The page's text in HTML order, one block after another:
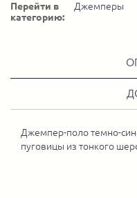
Перейти в
категорию:
Джемперы
Джемпер-поло темно-
пуговицы из тонкого